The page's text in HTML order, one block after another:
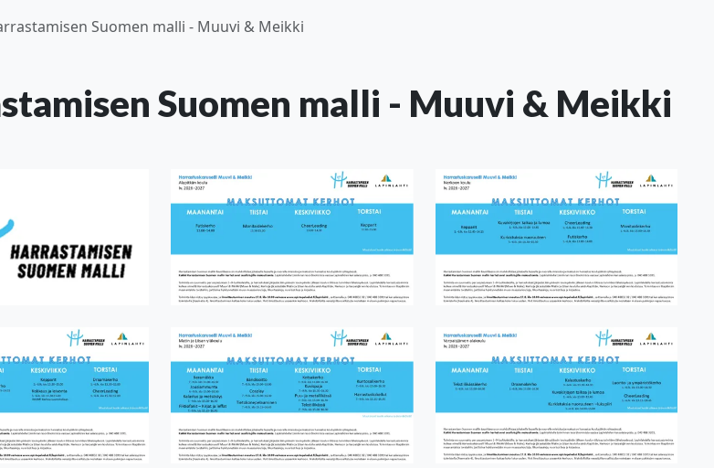
Suomen malli - Muuvi & Meikki
Suomen malli - Muuvi & Meikki